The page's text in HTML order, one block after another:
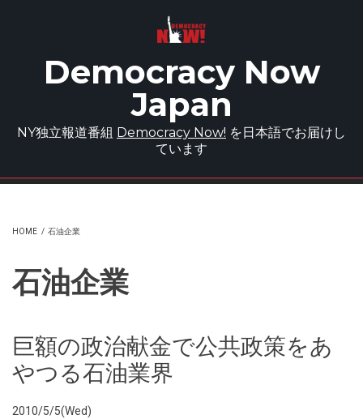
Democracy Now
Japan
NY独立報道番組 Democracy Now! を日本語でお届けし
ています
HOME / 石油企業
石油企業
巨額の政治献金で公共政策をあ
やつる石油業界
2010/5/5(Wed)